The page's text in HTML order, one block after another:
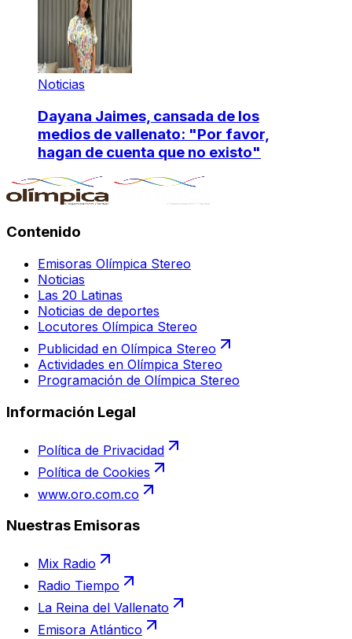
Noticias
Dayana Jaimes, cansada de los
medios de vallenato: "Por favor,
hagan de cuenta que no existo"
Contenido
Emisoras Olímpica Stereo
Noticias
Las 20 Latinas
Noticias de deportes
Locutores Olímpica Stereo
Publicidad en Olímpica Stereo
Actividades en Olímpica Stereo
Programación de Olímpica Stereo
Información Legal
Política de Privacidad
Política de Cookies
www.oro.com.co
Nuestras Emisoras
Mix Radio
Radio Tiempo
La Reina del Vallenato
Emisora Atlántico